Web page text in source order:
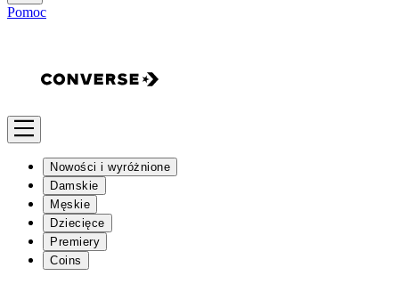
Pomoc
Nowości i wyróżnione
Damskie
Męskie
Dziecięce
Premiery
Coins